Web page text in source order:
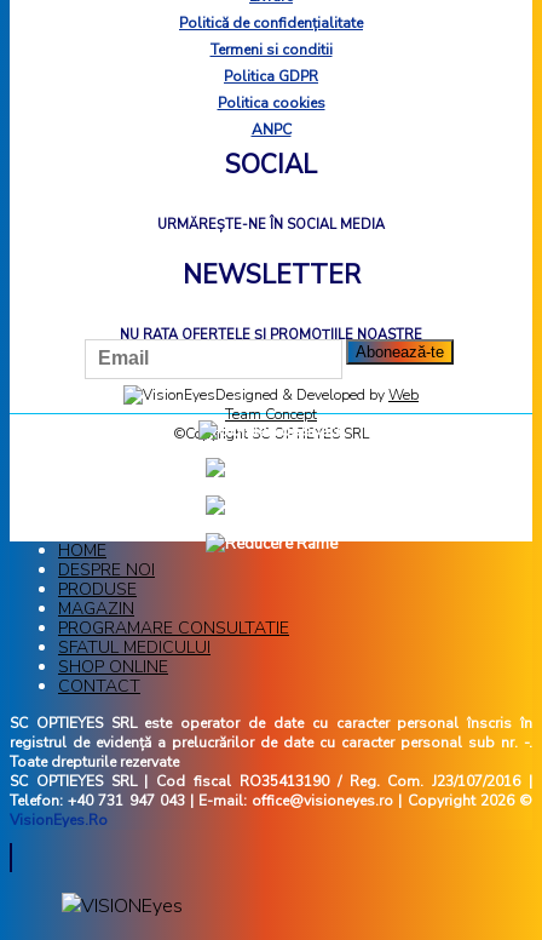
Politică de confidențialitate
Termeni si conditii
Politica GDPR
Politica cookies
ANPC
SOCIAL
URMĂREȘTE-NE ÎN SOCIAL MEDIA
NEWSLETTER
NU RATA OFERTELE ȘI PROMOȚIILE NOASTRE
Designed & Developed byWeb
Team Concept
©Copyright SC OPTIEYES SRL
HOME
DESPRE NOI
PRODUSE
MAGAZIN
PROGRAMARE CONSULTATIE
SFATUL MEDICULUI
SHOP ONLINE
CONTACT
SC OPTIEYES SRL este operator de date cu caracter personal înscris în
registrul de evidență a prelucrărilor de date cu caracter personal sub nr. -.
Toate drepturile rezervate
SC OPTIEYES SRL | Cod fiscal RO35413190 / Reg. Com. J23/107/2016 |
Telefon: +40 731 947 043 | E-mail: office@visioneyes.ro | Copyright 2026 ©
VisionEyes.Ro